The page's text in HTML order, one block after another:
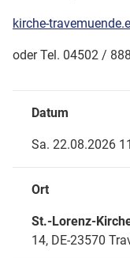
kirche-
oder Tel. 04502 /
Datum
Sa. 22.08.2026
Ort
St.-Lorenz-
14, DE-23570